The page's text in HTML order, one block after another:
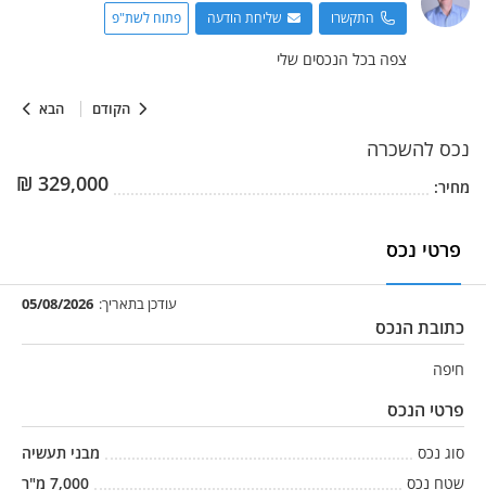
הקודם הבא
התקשרו שליחת הודעה פתוח לשת"פ
צפה בכל הנכסים שלי
נכס להשכרה
מחיר: 329,000
₪
פרטי נכס
עודכן בתאריך: 05/08/2026
כתובת הנכס
חיפה
פרטי הנכס
סוג נכס
מבני תעשיה
שטח נכס
7,000 מ"ר